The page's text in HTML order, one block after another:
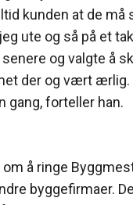
kunden at de må
ute og så på et
og valgte å
der og vært
gang, forteller han.
å ringe
byggefirmaer.